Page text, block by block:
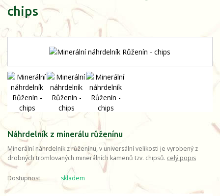
chips
Náhrdelník z minerálu růženínu
Minerální náhrdelník z růženínu, v universální velikosti je vyrobený z
drobných tromlovaných minerálních kamenů tzv. chipsů. celý popis
Dostupnost skladem